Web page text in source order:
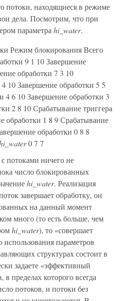
потоки, находящиеся в режиме
дела. Посмотрим, что при
параметра hi_water.
Режим блокирования Всего
9 1 10 Завершение
обработки 7 3 10
10 Завершение обработки 5 5
4 6 10 Завершение обработки 3
2 8 10 Срабатывание триггера
обработки 1 8 9 Срабатывание
обработки 0 8 8
0 7 7
потоками ничего не
число блокированных
hi_water. Реализация
завершает обработку, он
на данный момент
много (то есть больше, чем
hi_water), то «совершает
использования параметров
структурах состоит в
задаете «эффективный
в пределах которого всегда
потоков, и потоки без